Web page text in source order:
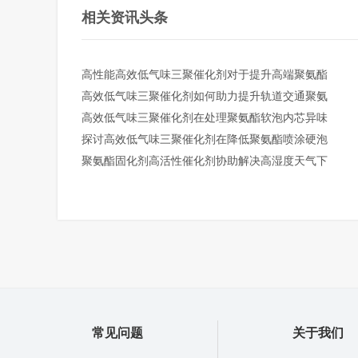
相关资讯头条
高性能高效低气味三聚催化剂对于提升高端聚氨酯
高效低气味三聚催化剂如何助力提升轨道交通聚氨
高效低气味三聚催化剂在处理聚氨酯软泡内芯异味
探讨高效低气味三聚催化剂在降低聚氨酯喷涂硬泡
聚氨酯固化剂高活性催化剂协助解决高湿度天气下
常见问题 关于我们